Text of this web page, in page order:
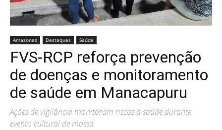
Amazonas Destaques Saúde
FVS-RCP reforça prevenção
de doenças e monitoramento
de saúde em Manacapuru
Ações de vigilância monitoram riscos a saúde durante
evento cultural de massa